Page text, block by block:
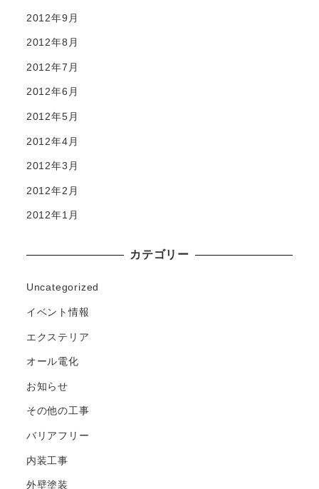
2012年9月
2012年8月
2012年7月
2012年6月
2012年5月
2012年4月
2012年3月
2012年2月
2012年1月
カテゴリー
Uncategorized
イベント情報
エクステリア
オール電化
お知らせ
その他の工事
バリアフリー
内装工事
外壁塗装